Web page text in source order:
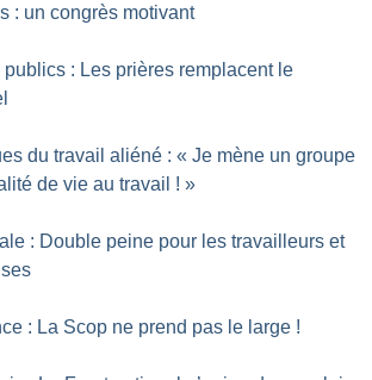
: un congrès motivant
publics : Les prières remplacent le
du travail aliéné : « Je mène un groupe
de vie au travail ! »
: Double peine pour les travailleurs et
: La Scop ne prend pas le large !